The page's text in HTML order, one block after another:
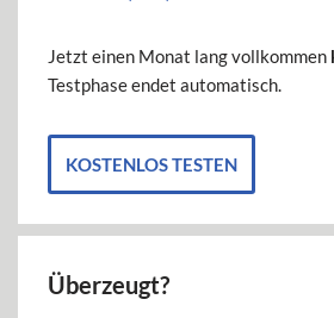
Jetzt einen Monat lang vollkommen
Testphase endet automatisch.
KOSTENLOS TESTEN
Überzeugt?